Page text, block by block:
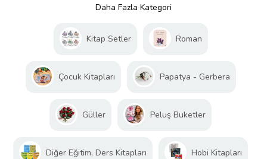
Daha Fazla Kategori
Kitap Setler Roman
Çocuk Kitapları Papatya - Gerbera
Güller Peluş Buketler
Diğer Eğitim, Ders Kitapları Hobi Kitapları